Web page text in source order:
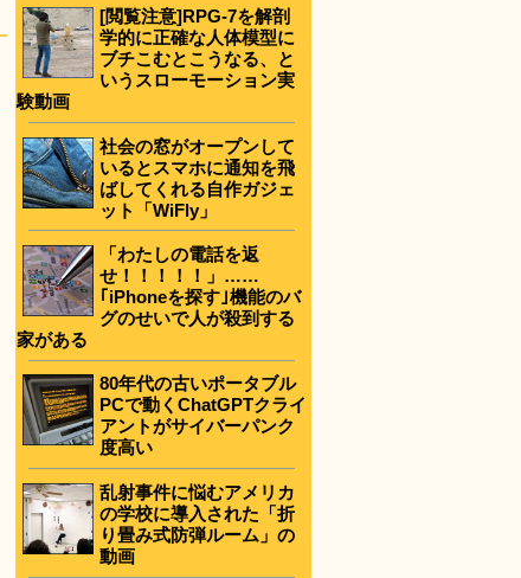
[閲覧注意]RPG-7を解剖
学的に正確な人体模型に
ブチこむとこうなる、と
いうスローモーション実
験動画
社会の窓がオープンして
いるとスマホに通知を飛
ばしてくれる自作ガジェ
ット「WiFly」
「わたしの電話を返
せ！！！！！」……
｢iPhoneを探す｣機能のバ
グのせいで人が殺到する
家がある
80年代の古いポータブル
PCで動くChatGPTクライ
アントがサイバーパンク
度高い
乱射事件に悩むアメリカ
の学校に導入された「折
り畳み式防弾ルーム」の
動画